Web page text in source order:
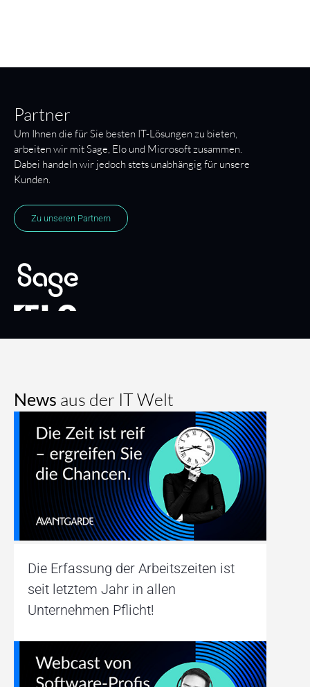
Partner
Um Ihnen die für Sie besten IT-Lösungen zu bieten,
arbeiten wir mit Sage, Elo und Microsoft zusammen.
Dabei handeln wir jedoch stets unabhängig für unsere
Kunden.
Zu unseren Partnern
News aus der IT Welt
Die Erfassung der Arbeitszeiten ist
seit letztem Jahr in allen
Unternehmen Pflicht!